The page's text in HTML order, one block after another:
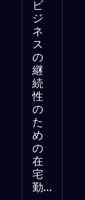
ビ
ジ
ネ
ス
の
継
続
性
の
た
め
の
在
宅
勤...